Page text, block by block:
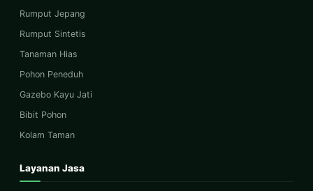
Rumput Jepang
Rumput Sintetis
Tanaman Hias
Pohon Peneduh
Gazebo Kayu Jati
Bibit Pohon
Kolam Taman
Layanan Jasa